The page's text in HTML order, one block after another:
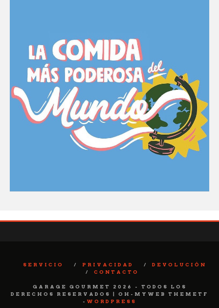
SERVICIO PRIVACIDAD
DEVOLUCIÓN
CONTACTO
GARAGE GOURMET 2026 - TODOS LOS
DERECHOS RESERVADOS | OH-MYWEB THEMETF
- WORDPRESS